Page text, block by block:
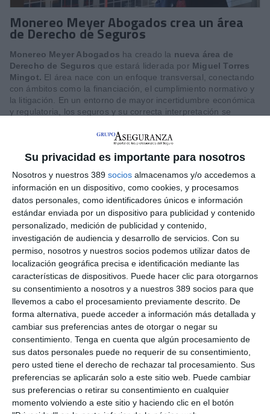
Su privacidad es importante para nosotros
Nosotros y nuestros 389 socios almacenamos y/o accedemos a
información en un dispositivo, como cookies, y procesamos
datos personales, como identificadores únicos e información
estándar enviada por un dispositivo para publicidad y contenido
personalizado, medición de publicidad y contenido,
investigación de audiencia y desarrollo de servicios. Con su
permiso, nosotros y nuestros socios podemos utilizar datos de
localización geográfica precisa e identificación mediante las
características de dispositivos. Puede hacer clic para otorgarnos
su consentimiento a nosotros y a nuestros 389 socios para que
llevemos a cabo el procesamiento previamente descrito. De
forma alternativa, puede acceder a información más detallada y
cambiar sus preferencias antes de otorgar o negar su
consentimiento. Tenga en cuenta que algún procesamiento de
sus datos personales puede no requerir de su consentimiento,
pero usted tiene el derecho de rechazar tal procesamiento. Sus
preferencias se aplicarán solo a este sitio web. Puede cambiar
sus preferencias o retirar su consentimiento en cualquier
momento volviendo a este sitio y haciendo clic en el botón
Monereo Meyer Abogados crea un área
de Derecho de Seguros
Monereo Meyer Abogados ha creado la nueva área de
Derecho de Seguros que estará liderada por Miguel Torres
Mingot. El área nace con un enfoque transversal, conectando
con ámbitos como la financiación, el cumplimiento normativo y
la litigación. En un entorno de mayor incertidumbre económica
y regulatoria, los seguros y su correcta interpretación se
fondos y grandes patrimonios, explican desde el Despacho.
"El Derecho de Seguros es un elemento estratégico para
nuestros clientes, porque conecta directamente con su gestión
del riesgo y su actividad diaria", apuntaMichael Fries, socio
del área de Litigación y Arbitraje. "El fichaje de Miguel refuerza
nuestra capacidad para acompañarlos con una visión
internacional y especializada".
Torres Mingot cuenta con más de 25 años de experiencia como
abogado especializado en seguros y reaseguros. Su perfil
combina conocimiento técnico y experiencia internacional. "El
aseguramiento es una herramienta estratégica y resulta
fundamental que aseguradoras y clientes estén alineados para
la correcta delimitación e interpretación de las coberturas. Mi
objetivo en Monereo Meyer Abogados es establecer una
práctica sólida de seguros y ayudar a la mejor comprensión de
coberturas, así como a la defensa de los intereses de los
clientes en situaciones complejas, también en entornos
internacionales", explica.
Si quiere recibir diariamente y GRATIS noticias como
esta, pinche aquí.